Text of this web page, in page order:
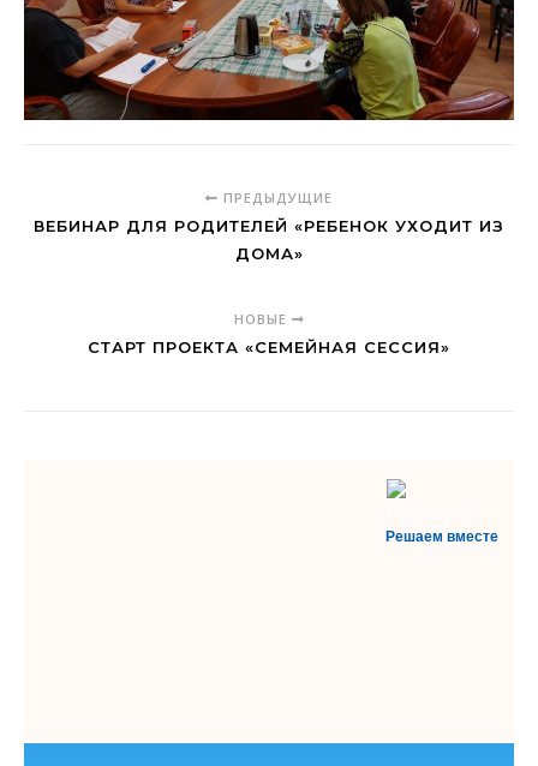
ПРЕДЫДУЩИЕ
ВЕБИНАР ДЛЯ РОДИТЕЛЕЙ «РЕБЕНОК УХОДИТ ИЗ
ДОМА»
НОВЫЕ
СТАРТ ПРОЕКТА «СЕМЕЙНАЯ СЕССИЯ»
Решаем вместе